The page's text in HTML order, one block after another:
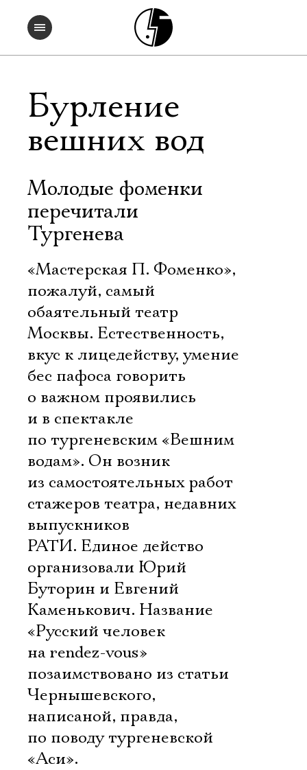
Бурление
вешних вод
Молодые фоменки
перечитали
Тургенева
«Мастерская П. Фоменко»,
пожалуй, самый
обаятельный театр
Москвы. Естественность,
вкус к лицедейству, умение
бес пафоса говорить
о важном проявились
и в спектакле
по тургеневским «Вешним
водам». Он возник
из самостоятельных работ
стажеров театра, недавних
выпускников
РАТИ. Единое действо
организовали Юрий
Буторин и Евгений
Каменькович. Название 
«Русский человек
на rendez-vous» 
позаимствовано из статьи
Чернышевского,
написаной, правда,
по поводу тургеневской
«Аси».